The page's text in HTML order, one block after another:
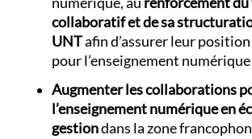
collaboratif et de sa
UNTafin d’assurer leur
pour l’enseignement numérique
Augmenter les collaborations
l’enseignement numérique en
gestiondans la zone